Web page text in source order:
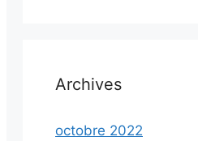
Archives
octobre 2022